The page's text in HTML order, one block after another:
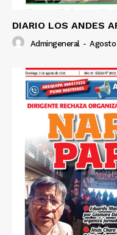
DIARIO LOS ANDES
Admingeneral -